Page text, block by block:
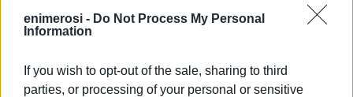
enimerosi - Do Not Process My Personal
Information
If you wish to opt-out of the sale, sharing to third
parties, or processing of your personal or sensitive
Προανάκριση διενεργείται από το Αστυνομικό Τμήμα
Εμφανίσεις: 95